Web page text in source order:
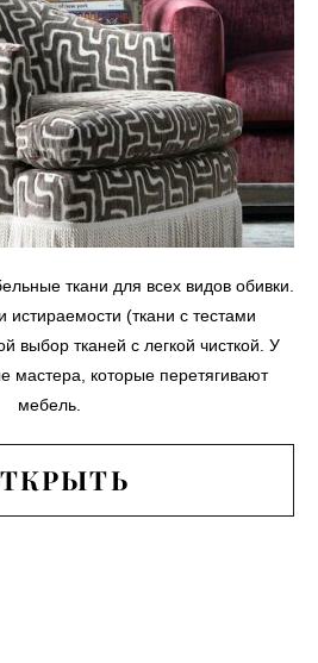
ткани для всех видов обивки.
истираемости (ткани с тестами
выбор тканей с легкой чисткой. У
мастера, которые перетягивают
мебель.